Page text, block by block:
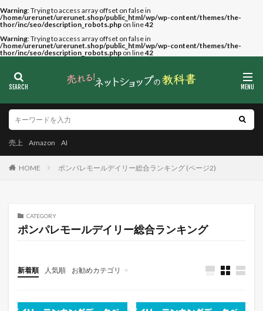
Warning: Trying to access array offset on false in
/home/urerunet/urerunet.shop/public_html/wp/wp-content/themes/the-
thor/inc/seo/description_robots.php on line42
Warning: Trying to access array offset on false in
/home/urerunet/urerunet.shop/public_html/wp/wp-content/themes/the-
thor/inc/seo/description_robots.php on line42
売上 Amazon AI
HOME ポンパレモールデイリー総合ランキング (ページ2)
CATEGORY
ポンパレモールデイリー総合ランキング
新着順 人気順 お勧めカテゴリ
未分類